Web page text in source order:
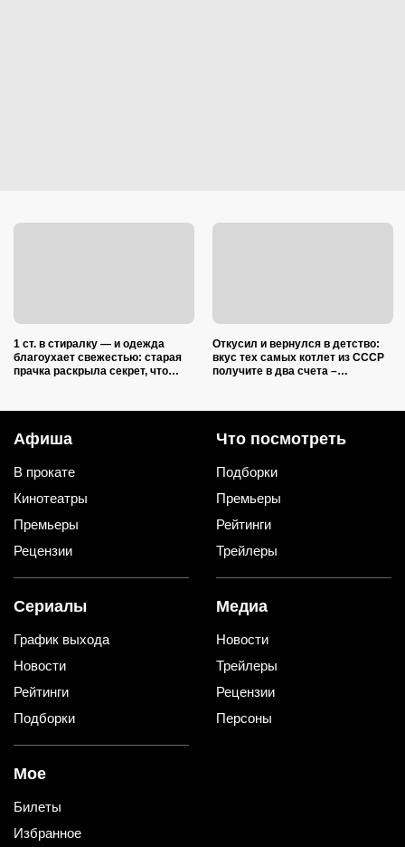
1 ст. в стиралку — и одежда
благоухает свежестью: старая
прачка раскрыла секрет, что
Откусил и вернулся в детство:
вкус тех самых котлет из СССР
получите в два счета –
Афиша
В прокате
Кинотеатры
Премьеры
Рецензии
Что посмотреть
Подборки
Премьеры
Рейтинги
Трейлеры
Сериалы
График выхода
Новости
Рейтинги
Подборки
Медиа
Новости
Трейлеры
Рецензии
Персоны
Мое
Билеты
Избранное